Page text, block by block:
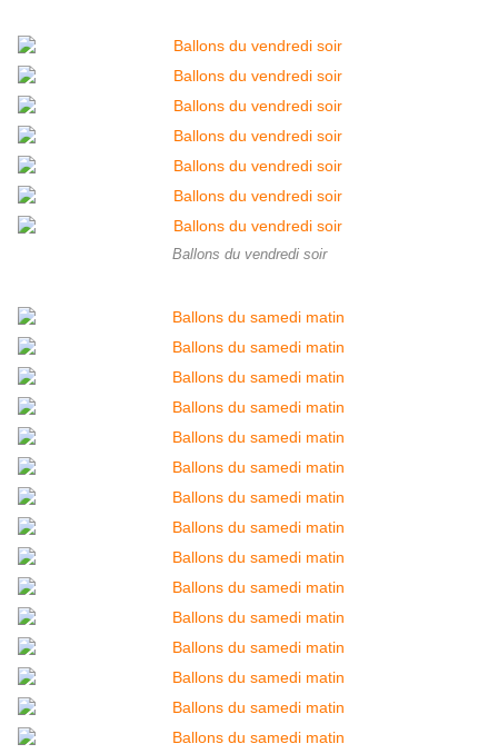
Ballons du vendredi soir